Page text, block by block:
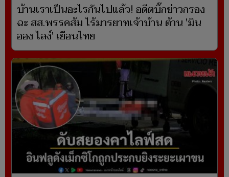
บ้านเราเป็นอะไรกันไปแล้ว! อดีตบิ๊กข่าวกรอง
ฉะ สส.พรรคส้ม ไร้มารยาทเจ้าบ้าน ต้าน 'มิน
ออง ไลง์' เยือนไทย